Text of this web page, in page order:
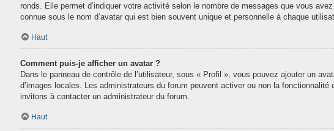
ronds. Elle permet d’indiquer votre activité selon le nombre de messages que vous
connue sous le nom d’avatar qui est bien souvent unique et personnelle à chaque
Haut
Comment puis-je afficher un avatar ?
Dans le panneau de contrôle de l’utilisateur, sous « Profil », vous pouvez ajouter un
d’images locales. Les administrateurs du forum peuvent activer ou non la
invitons à contacter un administrateur du forum.
Haut